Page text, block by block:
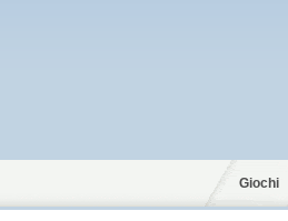
Giochi